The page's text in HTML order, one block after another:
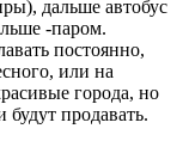
дальше автобус
-паром.
постоянно,
или на
города, но
будут продавать.